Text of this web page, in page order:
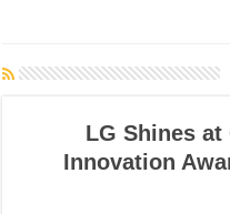
LG Shines
Innovation